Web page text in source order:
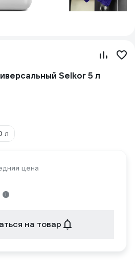
Selkor 5 л
л
цена
на товар